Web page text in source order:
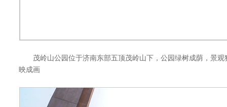
茂岭山公园位于济南东部五顶茂岭山下，公园绿树成荫，景观
映成画